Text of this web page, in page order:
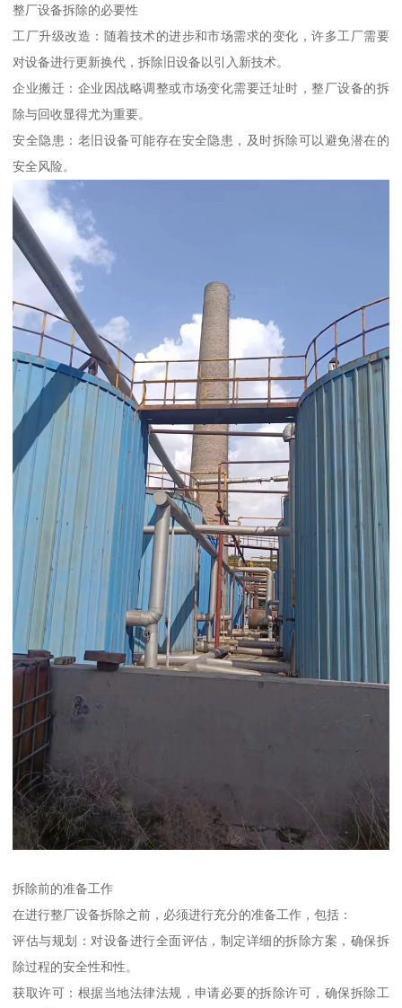
整厂设备拆除的必要性
工厂升级改造：随着技术的进步和市场需求的变化，许多工厂需要
对设备进行更新换代，拆除旧设备以引入新技术。
企业搬迁：企业因战略调整或市场变化需要迁址时，整厂设备的拆
除与回收显得尤为重要。
安全隐患：老旧设备可能存在安全隐患，及时拆除可以避免潜在的
安全风险。
拆除前的准备工作
在进行整厂设备拆除之前，必须进行充分的准备工作，包括：
评估与规划：对设备进行全面评估，制定详细的拆除方案，确保拆
除过程的安全性和性。
获取许可：根据当地法律法规，申请必要的拆除许可，确保拆除工